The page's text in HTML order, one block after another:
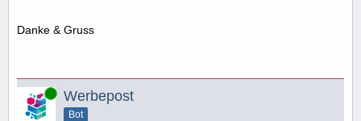
Danke & Gruss
Online Werbepost
Bot